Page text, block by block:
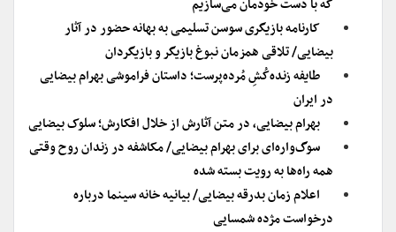
که با دست خودمان می‌سازیم
کارنامه بازیگری سوسن تسلیمی به بهانه حضور در آثار
بیضایی/ تلاقی همزمان نبوغ بازیگر و بازیگردان
طایفه زنده‌کُشِ مُرده‌پرست؛ داستان فراموشی بهرام بیضایی
در ایران
بهرام بیضایی، در متن آثارش از خلال افکارش؛ سلوک بیضایی
سوگ‌واره‌ای برای بهرام بیضایی/ مکاشفه در زندان روح وقتی
همه‌ راه‌‌ها به رویت بسته شده
اعلام زمان بدرقه بیضایی/ بیانیه خانه سینما درباره
درخواست مژده شمسایی